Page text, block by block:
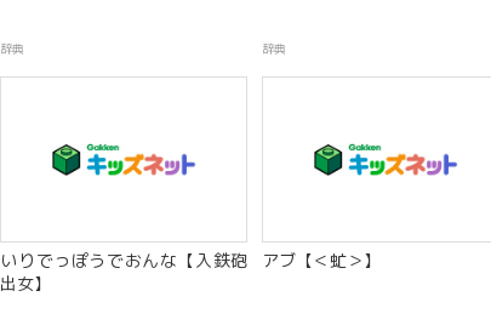
辞典 辞典
いりでっぽうでおんな【入鉄砲
出女】
アブ【＜虻＞】